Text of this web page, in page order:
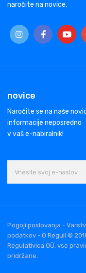
naročite na novice.
novice
Naročite se na naše
informacije neposredno
v vaš e-nabiralnik!
Pogoji poslovanja -
podatkov - O Reguli ©
Regulativica OÜ, vse
pridržane.